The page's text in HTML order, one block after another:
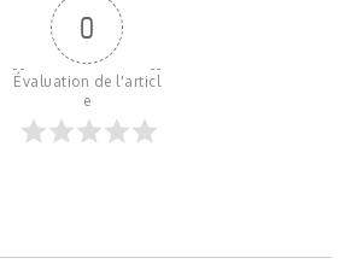
0
Évaluation de l'articl
e